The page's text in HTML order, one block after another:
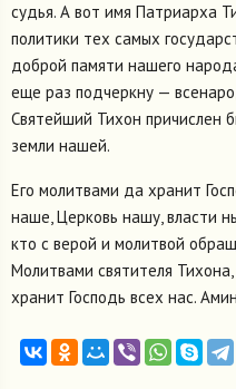
судья. А вот имя Патриарха
политики тех самых
доброй памяти нашего
еще раз подчеркну —
Святейший Тихон причислен
земли нашей.
Его молитвами да хранит
наше, Церковь нашу, власти
кто с верой и молитвой
Молитвами святителя
хранит Господь всех нас.